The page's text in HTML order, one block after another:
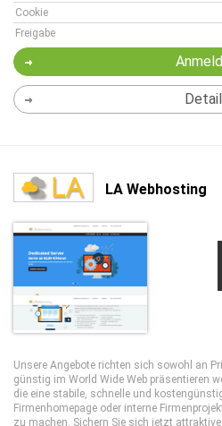
Cookie
Freigabe
LA Webhosting
Unsere Angebote richten sich sowohl an
günstig im World Wide Web präsentieren
die eine stabile, schnelle und
Firmenhomepage oder interne
zu machen. Sichern Sie sich jetzt